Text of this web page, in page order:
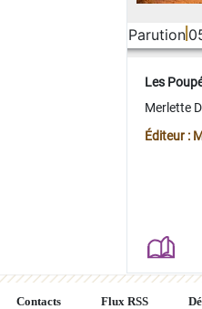
Parution
Les
Merlette
Éditeur :
Contacts Flux RSS